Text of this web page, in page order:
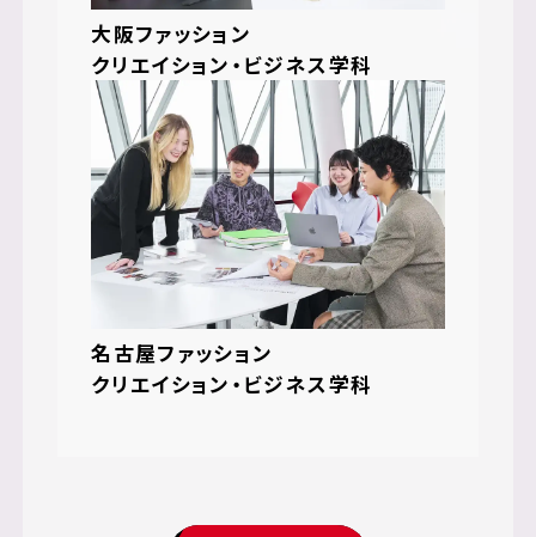
大阪ファッション
クリエイション・ビジネス学科
名古屋ファッション
クリエイション・ビジネス学科